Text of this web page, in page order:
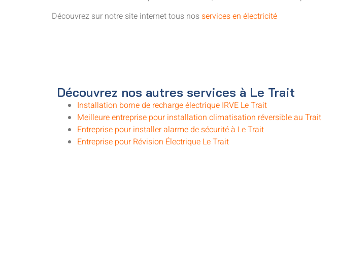
Découvrez sur notre site internet tous nos services en électricité
Découvrez nos autres services à Le Trait
Installation borne de recharge électrique IRVE Le Trait
Meilleure entreprise pour installation climatisation réversible au Trait
Entreprise pour installer alarme de sécurité à Le Trait
Entreprise pour Révision Électrique Le Trait